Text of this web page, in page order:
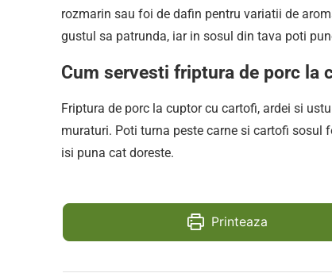
rozmarin sau foi de dafin pentru variatii de
gustul sa patrunda, iar in sosul din tava poti
Cum servesti friptura de porc la
Friptura de porc la cuptor cu cartofi, ardei si
muraturi. Poti turna peste carne si cartofi sosul
isi puna cat doreste.
Printeaza